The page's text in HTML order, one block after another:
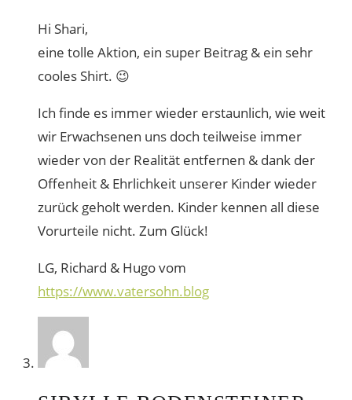
Hi Shari,
eine tolle Aktion, ein super Beitrag & ein sehr
cooles Shirt. 😉
Ich finde es immer wieder erstaunlich, wie weit
wir Erwachsenen uns doch teilweise immer
wieder von der Realität entfernen & dank der
Offenheit & Ehrlichkeit unserer Kinder wieder
zurück geholt werden. Kinder kennen all diese
Vorurteile nicht. Zum Glück!
LG, Richard & Hugo vom
https://www.vatersohn.blog